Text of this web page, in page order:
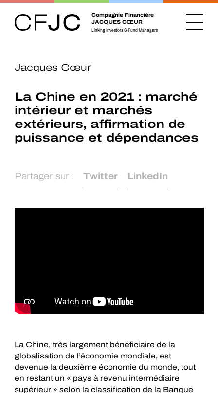
Compagnie Financière
JACQUES CŒUR
Linking Investors & Fund Managers
Jacques Cœur
La Chine en 2021 : marché
intérieur et marchés
extérieurs, affirmation de
puissance et dépendances
Partager sur : Twitter LinkedIn
La Chine, très largement bénéficiaire de la
globalisation de l’économie mondiale, est
devenue la deuxième économie du monde, tout
en restant un « pays à revenu intermédiaire
supérieur » selon la classification de la Banque